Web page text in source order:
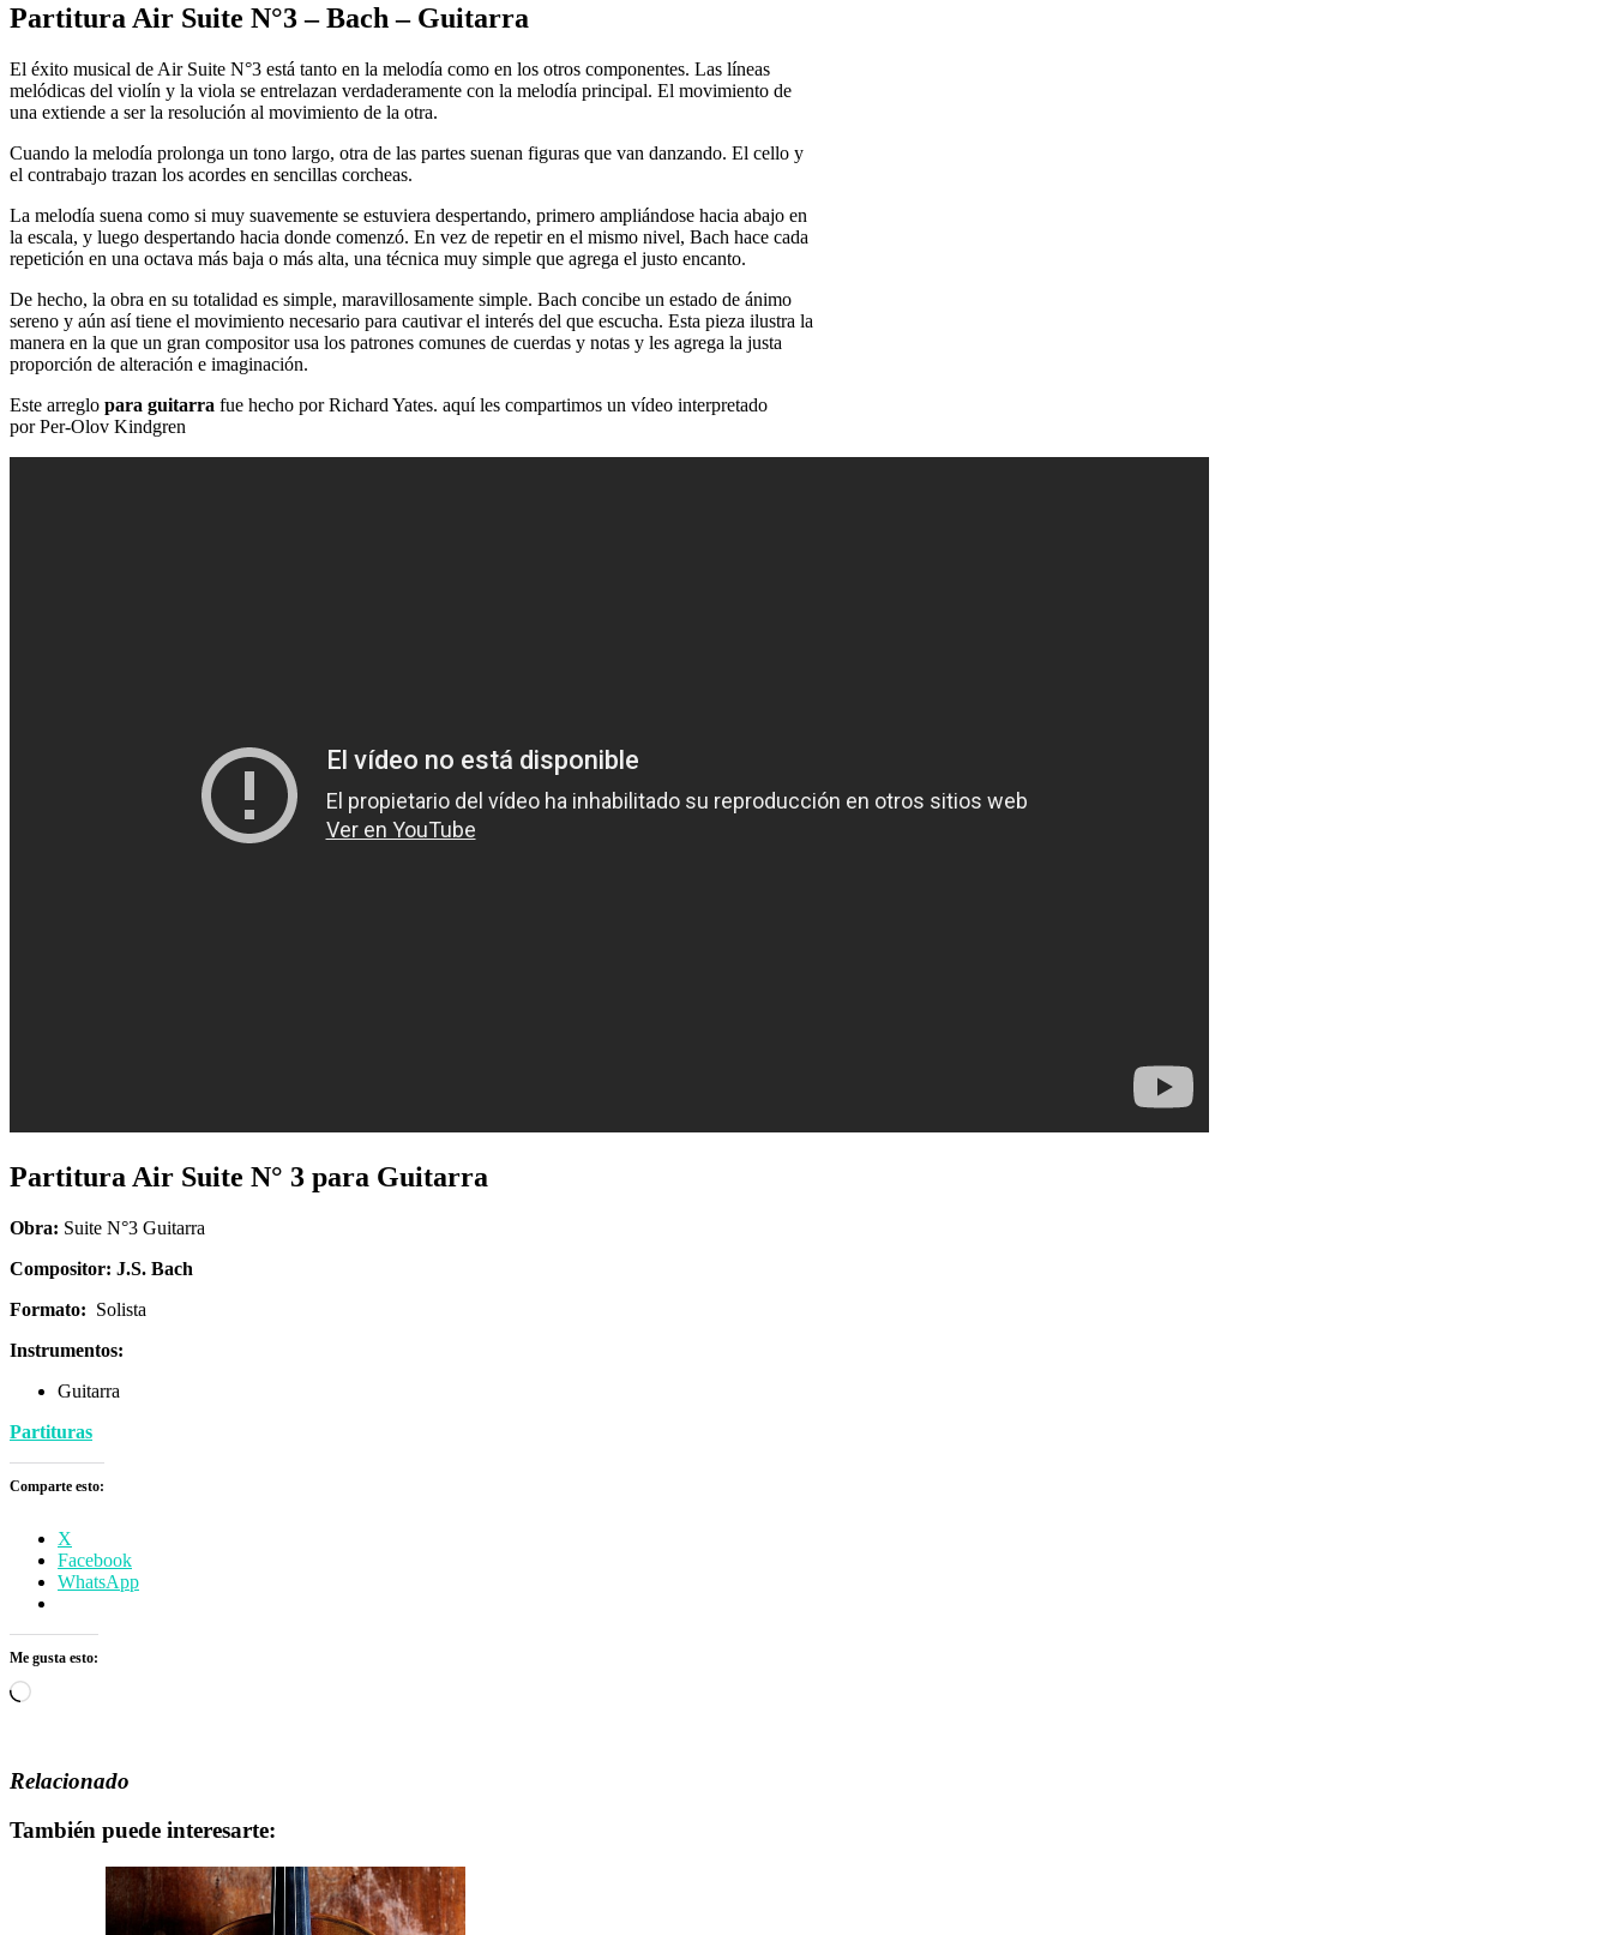
Partitura Air Suite N°3 – Bach – Guitarra
El éxito musical de Air Suite N°3 está tanto en la melodía como en los otros componentes. Las líneas
melódicas del violín y la viola se entrelazan verdaderamente con la melodía principal. El movimiento de
una extiende a ser la resolución al movimiento de la otra.
Cuando la melodía prolonga un tono largo, otra de las partes suenan figuras que van danzando. El cello y
el contrabajo trazan los acordes en sencillas corcheas.
La melodía suena como si muy suavemente se estuviera despertando, primero ampliándose hacia abajo en
la escala, y luego despertando hacia donde comenzó. En vez de repetir en el mismo nivel, Bach hace cada
repetición en una octava más baja o más alta, una técnica muy simple que agrega el justo encanto.
De hecho, la obra en su totalidad es simple, maravillosamente simple. Bach concibe un estado de ánimo
sereno y aún así tiene el movimiento necesario para cautivar el interés del que escucha. Esta pieza ilustra la
manera en la que un gran compositor usa los patrones comunes de cuerdas y notas y les agrega la justa
proporción de alteración e imaginación.
Este arreglo para guitarra fue hecho por Richard Yates. aquí les compartimos un vídeo interpretado
por Per-Olov Kindgren
Partitura Air Suite N° 3 para Guitarra
Obra: Suite N°3 Guitarra
Compositor: J.S. Bach
Formato: Solista
Instrumentos:
Guitarra
Partituras
Comparte esto:
X
Facebook
WhatsApp
Me gusta esto:
Cargando...
Relacionado
También puede interesarte: